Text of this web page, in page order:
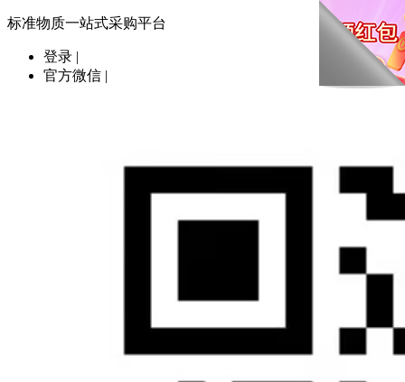
标准物质一站式采购平台
登录 |
官方微信 |